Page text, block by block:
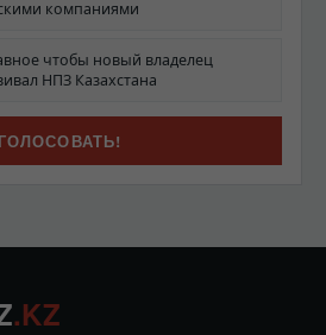
компаниями
чтобы новый владелец
НПЗ Казахстана
.KZ